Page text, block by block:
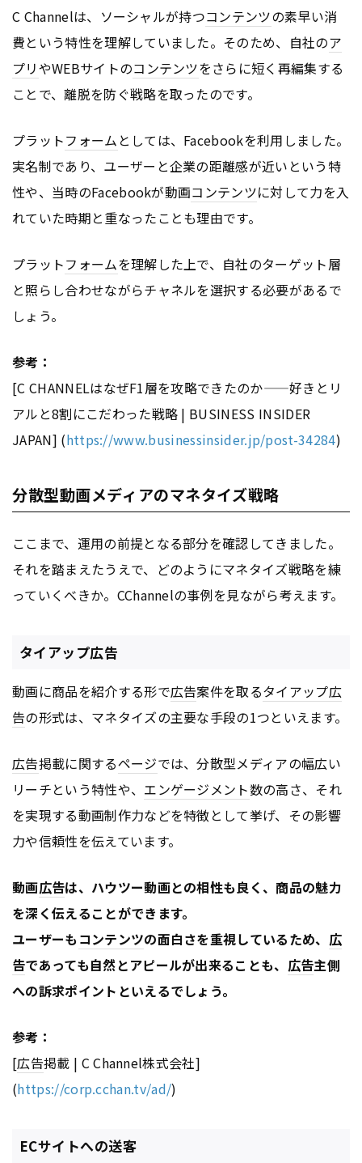
C Channelは、ソーシャルが持つコンテンツの素早い消
費という特性を理解していました。そのため、自社のア
プリやWEBサイトのコンテンツをさらに短く再編集する
ことで、離脱を防ぐ戦略を取ったのです。
プラットフォーム としては、Facebookを利用しました。
実名制であり、ユーザーと企業の距離感が近いという特
性や、当時のFacebookが動画コンテンツに対して力を入
れていた時期と重なったことも理由です。
プラットフォームを理解した上で、自社のターゲット層
と照らし合わせながらチャネルを選択する必要があるで
しょう。
参考：
[C CHANNELはなぜF1層を攻略できたのか——好きとリ
アルと8割にこだわった戦略 | BUSINESS INSIDER
JAPAN] (https://www.businessinsider.jp/post-34284)
分散型動画メディアのマネタイズ戦略
ここまで、運用の前提となる部分を確認してきました。
それを踏まえたうえで、どのようにマネタイズ戦略を練
っていくべきか。CChannelの事例を見ながら考えます。
タイアップ広告
動画に商品を紹介する形で広告案件を取るタイアップ広
告の形式は、マネタイズの主要な手段の1つといえます。
広告掲載に関するページでは、分散型メディアの幅広い
リーチという特性や、 エンゲージメント数の高さ、それ
を実現する動画制作力などを特徴として挙げ、その影響
力や信頼性を伝えています。
動画広告は、ハウツー動画との相性も良く、商品の魅力
を深く伝えることができます。
ユーザーもコンテンツの面白さを重視しているため、 広
告であっても自然とアピールが出来ることも、 広告主側
への訴求ポイントといえるでしょう。
参考：
[広告掲載 | C Channel株式会社]
(https://corp.cchan.tv/ad/)
ECサイトへの送客